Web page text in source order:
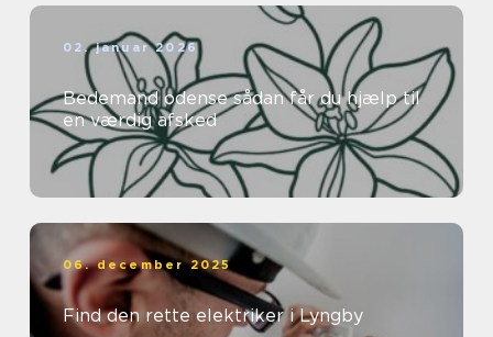
02. januar 2026
Bedemand odense sådan får du hjælp til
en værdig afsked
06. december 2025
Find den rette elektriker i Lyngby